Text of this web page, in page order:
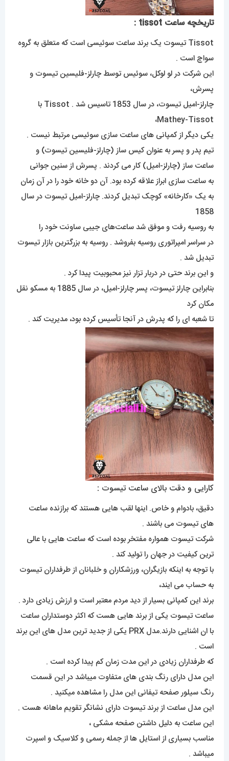
تاریخچه ساعت tissot :
Tissot تیسوت یک برند ساعت سوئیسی است که متعلق به گروه
سواچ است .
این شرکت در لو لوکل، سوئیس توسط چارلز-فلیسین تیسوت و
پسرش،
چارلز-امیل تیسوت، در سال 1853 تاسیس شد . Tissot با
Mathey-Tissot،
یکی دیگر از کمپانی های ساعت سازی سوئیسی مرتبط نیست .
تیم پدر و پسر به عنوان کیس ساز (چارلز-فلیسین تیسوت) و
ساعت ساز (چارلز-امیل) کار می کردند . پسرش از سنین جوانی
به ساعت سازی ابراز علاقه کرده بود. آن دو خانه خود را در آن زمان
به یک «کارخانه» کوچک تبدیل کردند. چارلز-امیل تیسوت در سال
1858
به روسیه رفت و موفق شد ساعت‌های جیبی ساونت خود را
در سراسر امپراتوری روسیه بفروشد . روسیه به بزرگترین بازار تیسوت
تبدیل شد .
و این برند حتی در دربار تزار نیز محبوبیت پیدا کرد .
بنابراین چارلز تیسوت، پسر چارلز-امیل، در سال 1885 به مسکو نقل
مکان کرد
تا شعبه ای را که پدرش در آنجا تأسیس کرده بود، مدیریت کند .
کارایی و دقت بالای ساعت تیسوت :
دقیق، بادوام و خاص. اینها لقب هایی هستند که برازنده ساعت
های تیسوت می باشند .
شرکت تیسوت همواره مفتخر بوده است که ساعت هایی با عالی
ترین کیفیت در جهان را تولید کند .
با توجه به اینکه بازیگران، ورزشکاران و خلبانان از طرفداران تیسوت
به حساب می ایند،
برند این کمپانی بسیار از دید مردم معتبر است و ارزش زیادی دارد .
ساعت تیسوت یکی از برند هایی هست که اکثر دوستداران ساعت
با ان اشنایی دارند.مدل PRX یکی از جدید ترین مدل های این برند
است .
که طرفداران زیادی در این مدت زمان کم پیدا کرده است .
این مدل دارای رنگ بندی های متفاوت میباشد در این قسمت
رنگ سیلور صفحه تیفانی این مدل را مشاهده میکنید .
این مدل ساعت از برند تیسوت دارای نشانگر تقویم ماهانه هست .
این ساعت به دلیل داشتن صفحه مشکی ،
مناسب بسیاری از استایل ها از جمله رسمی و کلاسیک و اسپرت
میباشد .